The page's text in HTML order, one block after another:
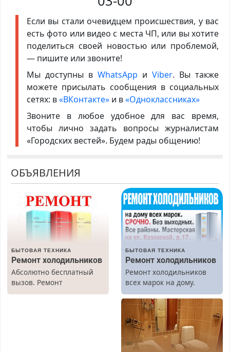
Если вы стали очевидцем происшествия, у вас
есть фото или видео с места ЧП, или вы хотите
поделиться своей новостью или проблемой,
— пишите или звоните!
Мы доступны в WhatsApp иViber. Вы также
можете присылать сообщения в социальных
сетях: в«ВКонтакте»и в«Одноклассниках»
Звоните в любое удобное для вас время,
чтобы лично задать вопросы журналистам
«Городских вестей». Будем рады общению!
ОБЪЯВЛЕНИЯ
БЫТОВАЯ ТЕХНИКА
Ремонт холодильников
Абсолютно бесплатный
вызов. Ремонт
холодильников всех
БЫТОВАЯ ТЕХНИКА
Ремонт холодильников
Ремонт холодильников
всех марок на дому.